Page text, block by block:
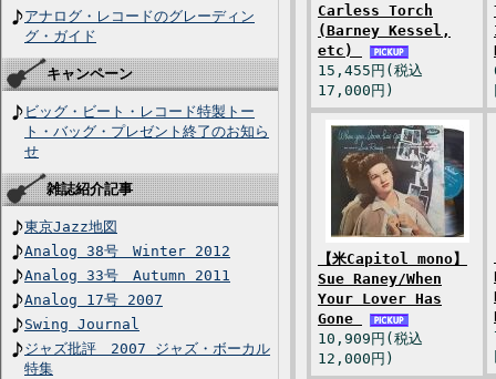
アナログ・レコードのグレーディン
グ・ガイド
キャンペーン
ビッグ・ビート・レコード特製トー
ト・バッグ・プレゼント終了のお知ら
せ
雑誌紹介記事
東京Jazz地図
Analog 38号 Winter 2012
Analog 33号 Autumn 2011
Analog 17号 2007
Swing Journal
ジャズ批評 2007 ジャズ・ボーカル
特集
Carless Torch
(Barney Kessel,
etc)
15,455円(税込
17,000円)
【米Capitol mono】
Sue Raney/When
Your Lover Has
Gone
10,909円(税込
12,000円)